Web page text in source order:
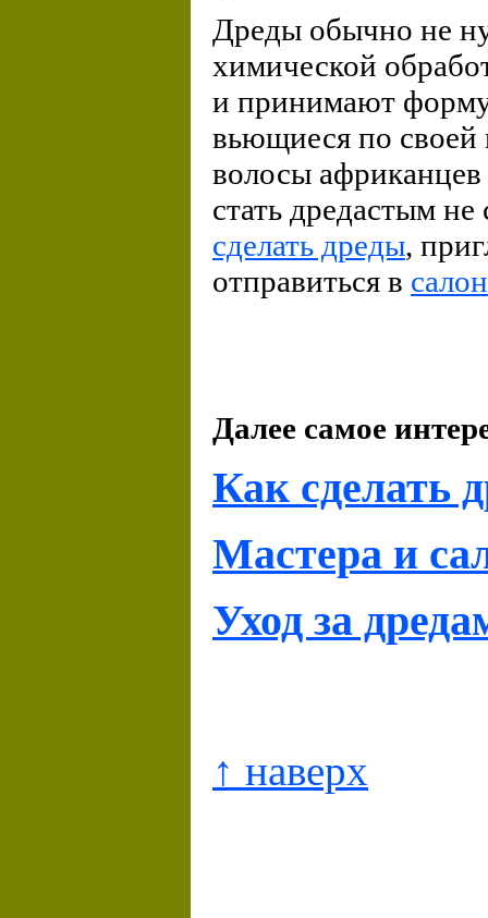
Дреды обычно не
химической
и принимают
вьющиеся по своей
волосы
стать дредастым
сделать дреды,
отправиться в
Далее самое
Как сделать
Мастера и
Уход за
↑ наверх